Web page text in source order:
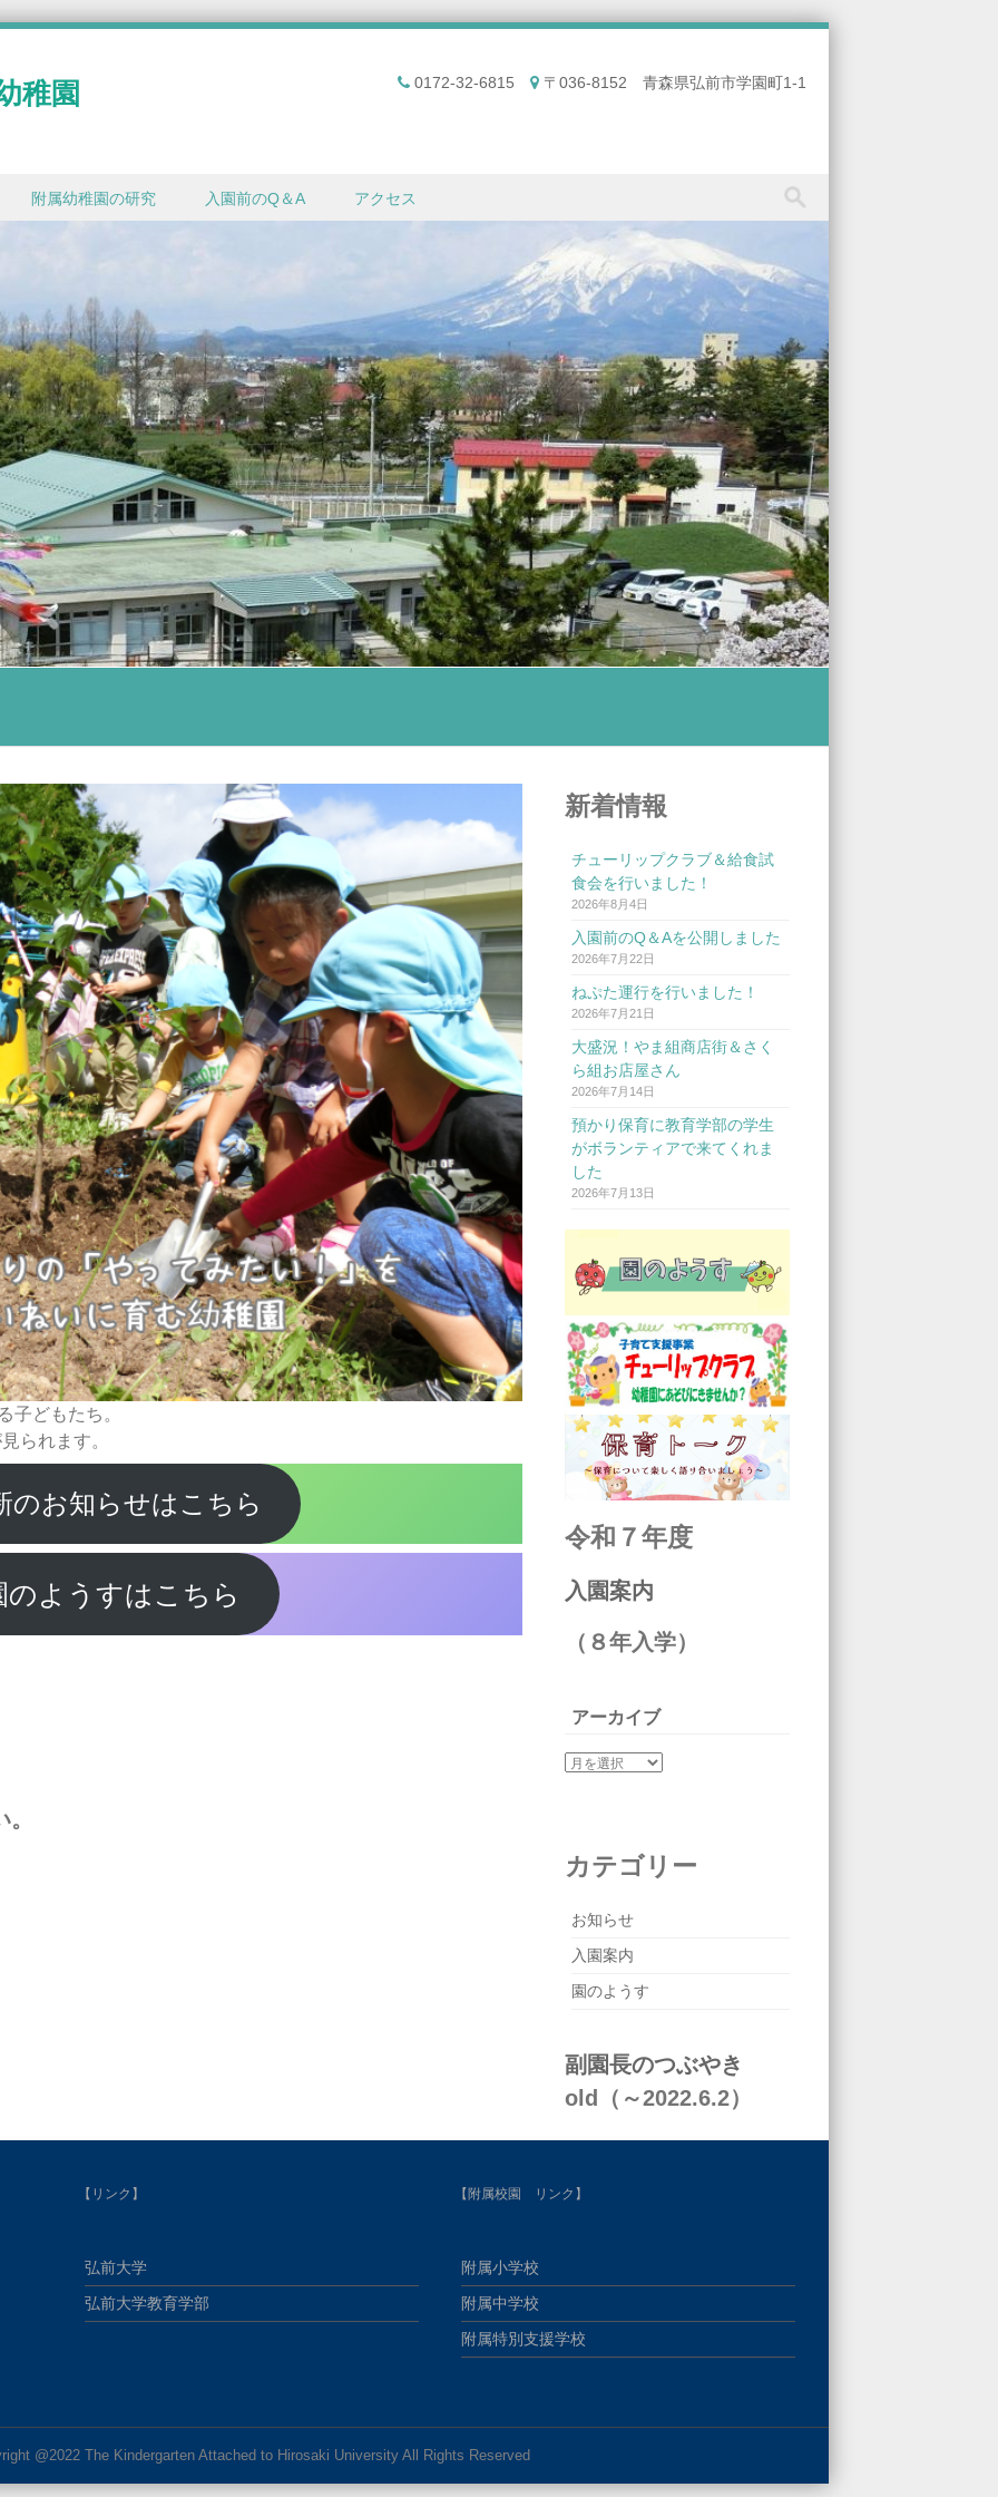
0172-32-6815 〒036-8152 青森県弘前市学園町1-1
稚園
附属幼稚園の研究 入園前のQ＆A アクセス
子どもたち。
られます。
のお知らせはこちら
のようすはこちら
新着情報
チューリップクラブ＆給食試
食会を行いました！
2026年8月4日
入園前のQ＆Aを公開しました
2026年7月22日
ねぷた運行を行いました！
2026年7月21日
大盛況！やま組商店街＆さく
ら組お店屋さん
2026年7月14日
預かり保育に教育学部の学生
がボランティアで来てくれま
した
2026年7月13日
令和７年度
入園案内
（８年入学）
アーカイブ
カテゴリー
お知らせ
入園案内
園のようす
副園長のつぶやき
old（～2022.6.2）
【リンク】
弘前大学
弘前大学教育学部
【附属校園 リンク】
附属小学校
附属中学校
附属特別支援学校
@2022 The Kindergarten Attached to Hirosaki University All Rights Reserved